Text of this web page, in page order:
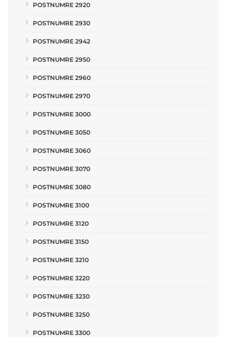
POSTNUMRE 2920
POSTNUMRE 2930
POSTNUMRE 2942
POSTNUMRE 2950
POSTNUMRE 2960
POSTNUMRE 2970
POSTNUMRE 3000
POSTNUMRE 3050
POSTNUMRE 3060
POSTNUMRE 3070
POSTNUMRE 3080
POSTNUMRE 3100
POSTNUMRE 3120
POSTNUMRE 3150
POSTNUMRE 3210
POSTNUMRE 3220
POSTNUMRE 3230
POSTNUMRE 3250
POSTNUMRE 3300